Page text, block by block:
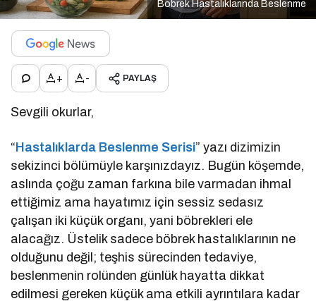
Böbrek Hastalıklarında Beslenme
+ - PAYLAŞ
Sevgili okurlar,
“ Hastalıklarda Beslenme Serisi” yazı dizimizin
sekizinci bölümüyle karşınızdayız. Bugün köşemde,
aslında çoğu zaman farkına bile varmadan ihmal
ettiğimiz ama hayatımız için sessiz sedasız
çalışan iki küçük organı, yani böbrekleri ele
alacağız. Üstelik sadece böbrek hastalıklarının ne
olduğunu değil; teşhis sürecinden tedaviye,
beslenmenin rolünden günlük hayatta dikkat
edilmesi gereken küçük ama etkili ayrıntılara kadar